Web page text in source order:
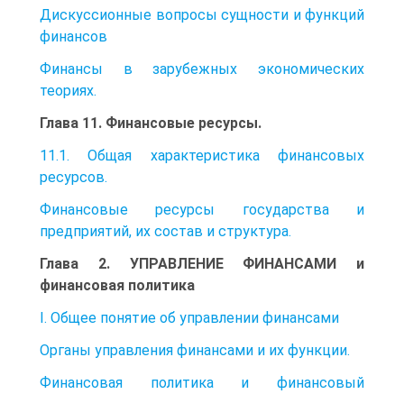
Дискуссионные вопросы сущности и функций
финансов
Финансы в зарубежных экономических
теориях.
Глава 11. Финансовые ресурсы.
11.1. Общая характеристика финансовых
ресурсов.
Финансовые ресурсы государства и
предприятий, их состав и структура.
Глава 2. УПРАВЛЕНИЕ ФИНАНСАМИ и
финансовая политика
І. Общее понятие об управлении финансами
Органы управления финансами и их функции.
Финансовая политика и финансовый